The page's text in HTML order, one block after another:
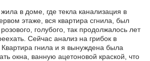
в доме, где текла канализация в
этаже, вся квартира сгнила, был
голубого, так продолжалось лет
Сейчас анализ на грибок в
гнила и я вынуждена была
окна, ванную ацетоновой краской, что